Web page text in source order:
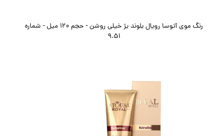
رنگ موی آتوسا رویال بلوند بژ خیلی روشن - حجم 120 میل - شماره
9.51